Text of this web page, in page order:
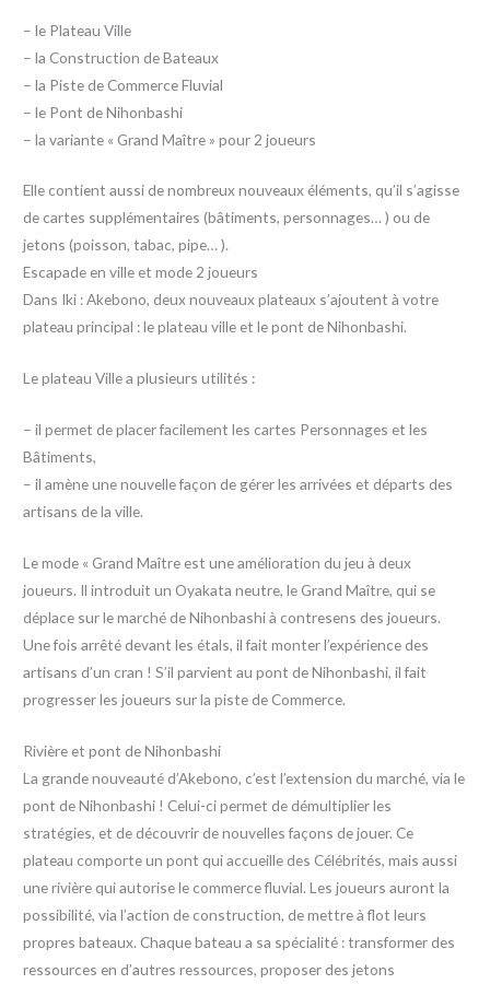
– le Plateau Ville
– la Construction de Bateaux
– la Piste de Commerce Fluvial
– le Pont de Nihonbashi
– la variante « Grand Maître » pour 2 joueurs
Elle contient aussi de nombreux nouveaux éléments, qu’il s’agisse
de cartes supplémentaires (bâtiments, personnages… ) ou de
jetons (poisson, tabac, pipe… ).
Escapade en ville et mode 2 joueurs
Dans Iki : Akebono, deux nouveaux plateaux s’ajoutent à votre
plateau principal : le plateau ville et le pont de Nihonbashi.
Le plateau Ville a plusieurs utilités :
– il permet de placer facilement les cartes Personnages et les
Bâtiments,
– il amène une nouvelle façon de gérer les arrivées et départs des
artisans de la ville.
Le mode « Grand Maître est une amélioration du jeu à deux
joueurs. Il introduit un Oyakata neutre, le Grand Maître, qui se
déplace sur le marché de Nihonbashi à contresens des joueurs.
Une fois arrêté devant les étals, il fait monter l’expérience des
artisans d’un cran ! S’il parvient au pont de Nihonbashi, il fait
progresser les joueurs sur la piste de Commerce.
Rivière et pont de Nihonbashi
La grande nouveauté d’Akebono, c’est l’extension du marché, via le
pont de Nihonbashi ! Celui-ci permet de démultiplier les
stratégies, et de découvrir de nouvelles façons de jouer. Ce
plateau comporte un pont qui accueille des Célébrités, mais aussi
une rivière qui autorise le commerce fluvial. Les joueurs auront la
possibilité, via l’action de construction, de mettre à flot leurs
propres bateaux. Chaque bateau a sa spécialité : transformer des
ressources en d’autres ressources, proposer des jetons